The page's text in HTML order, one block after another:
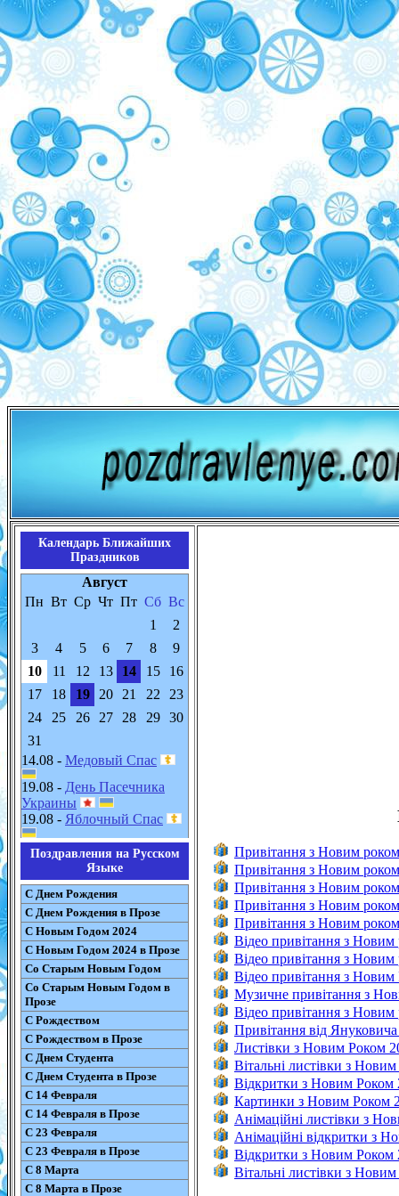
Календарь Ближайших
Праздников
Август
Пн Вт Ср Чт Пт Сб Вс
1
2
3
4 5 6 7 8
9
10
11 12 13 14 15
16
17
18 19 20 21 22
23
24
25 26 27 28 29
30
31
14.08 - Медовый Спас
19.08 - День Пасечника
Украины
19.08 - Яблочный Спас
Поздравления на Русском
Языке
С Днем Рождения
С Днем Рождения в Прозе
С Новым Годом 2024
С Новым Годом 2024 в Прозе
Со Старым Новым Годом
Со Старым Новым Годом в
Прозе
С Рождеством
С Рождеством в Прозе
С Днем Студента
С Днем Студента в Прозе
С 14 Февраля
С 14 Февраля в Прозе
С 23 Февраля
С 23 Февраля в Прозе
С 8 Марта
С 8 Марта в Прозе
Привітання з Новим
Привітання з Новим
Привітання з Новим
Привітання з Новим
Привітання з Новим
Відео привітання з
Відео привітання з
Відео привітання з Новим
Музичне привітання з
Відео привітання з
Привітання від
Листівки з Новим Роком
Вітальні листівки з
Відкритки з Новим Роком
Картинки з Новим Роком
Анімаційні листівки з
Анімаційні відкритки з
Відкритки з Новим Роком
Вітальні листівки з